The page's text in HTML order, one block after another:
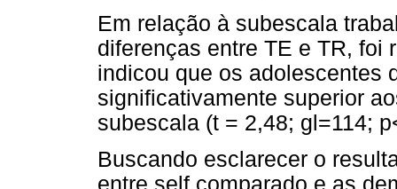
Em relação à subescala
diferenças entre TE e TR, foi
indicou que os adolescentes
significativamente superior
subescala (t = 2,48; gl=114;
Buscando esclarecer o
entre self comparado e as